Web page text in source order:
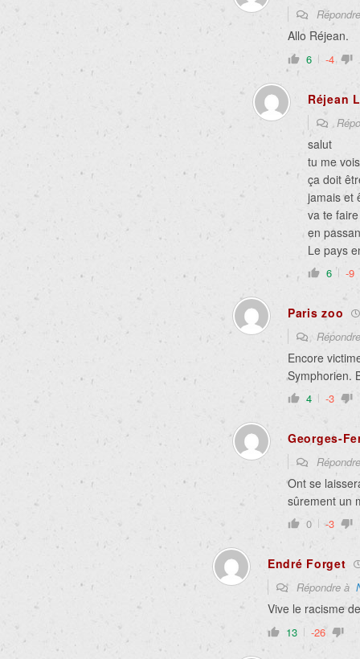
Allo Réjean.
6 -4
Réjean
salut
tu me
ça doit
jamais et
va te
en
Le pays
6 -9
Paris zoo
Encore
Symphorien.
4 -3
Georges-
Ont se
sûrement un
0 -3
Endré Forget
Répondre à
Vive le racisme
13 -26